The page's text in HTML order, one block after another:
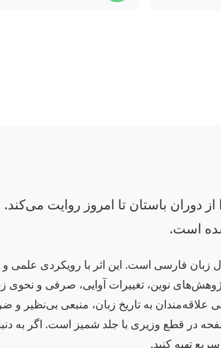
دوران باستان تا امروز روایت می‌کند.
است.
زبان فارسی است. این اثر با رویکردی علمی و
نوین، تغییرات آوایی، صرفی و نحوی
به تاریخ زبان، منبعی بی‌نظیر و
می‌شود. ویرایش جدید این کتاب با دقت و وسواس فراوان توسط انتشارات توس منتشر شده و شامل ۲۷۹ صفحه در قطع وزیری با جلد شمیز
تهیه کنید.